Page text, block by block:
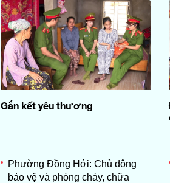
Gắn kết yêu thương
Phường Đồng Hới: Chủ động
bảo vệ và phòng cháy, chữa